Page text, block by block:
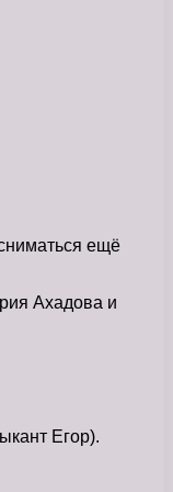
ещё
Ахадова и
Егор).